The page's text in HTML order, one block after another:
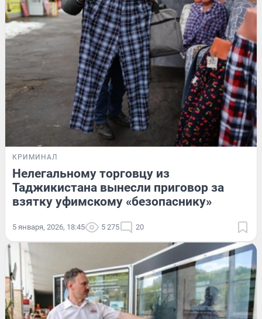
КРИМИНАЛ
Нелегальному торговцу из
Таджикистана вынесли приговор за
взятку уфимскому «безопаснику»
5 января, 2026, 18:45 5 275 20